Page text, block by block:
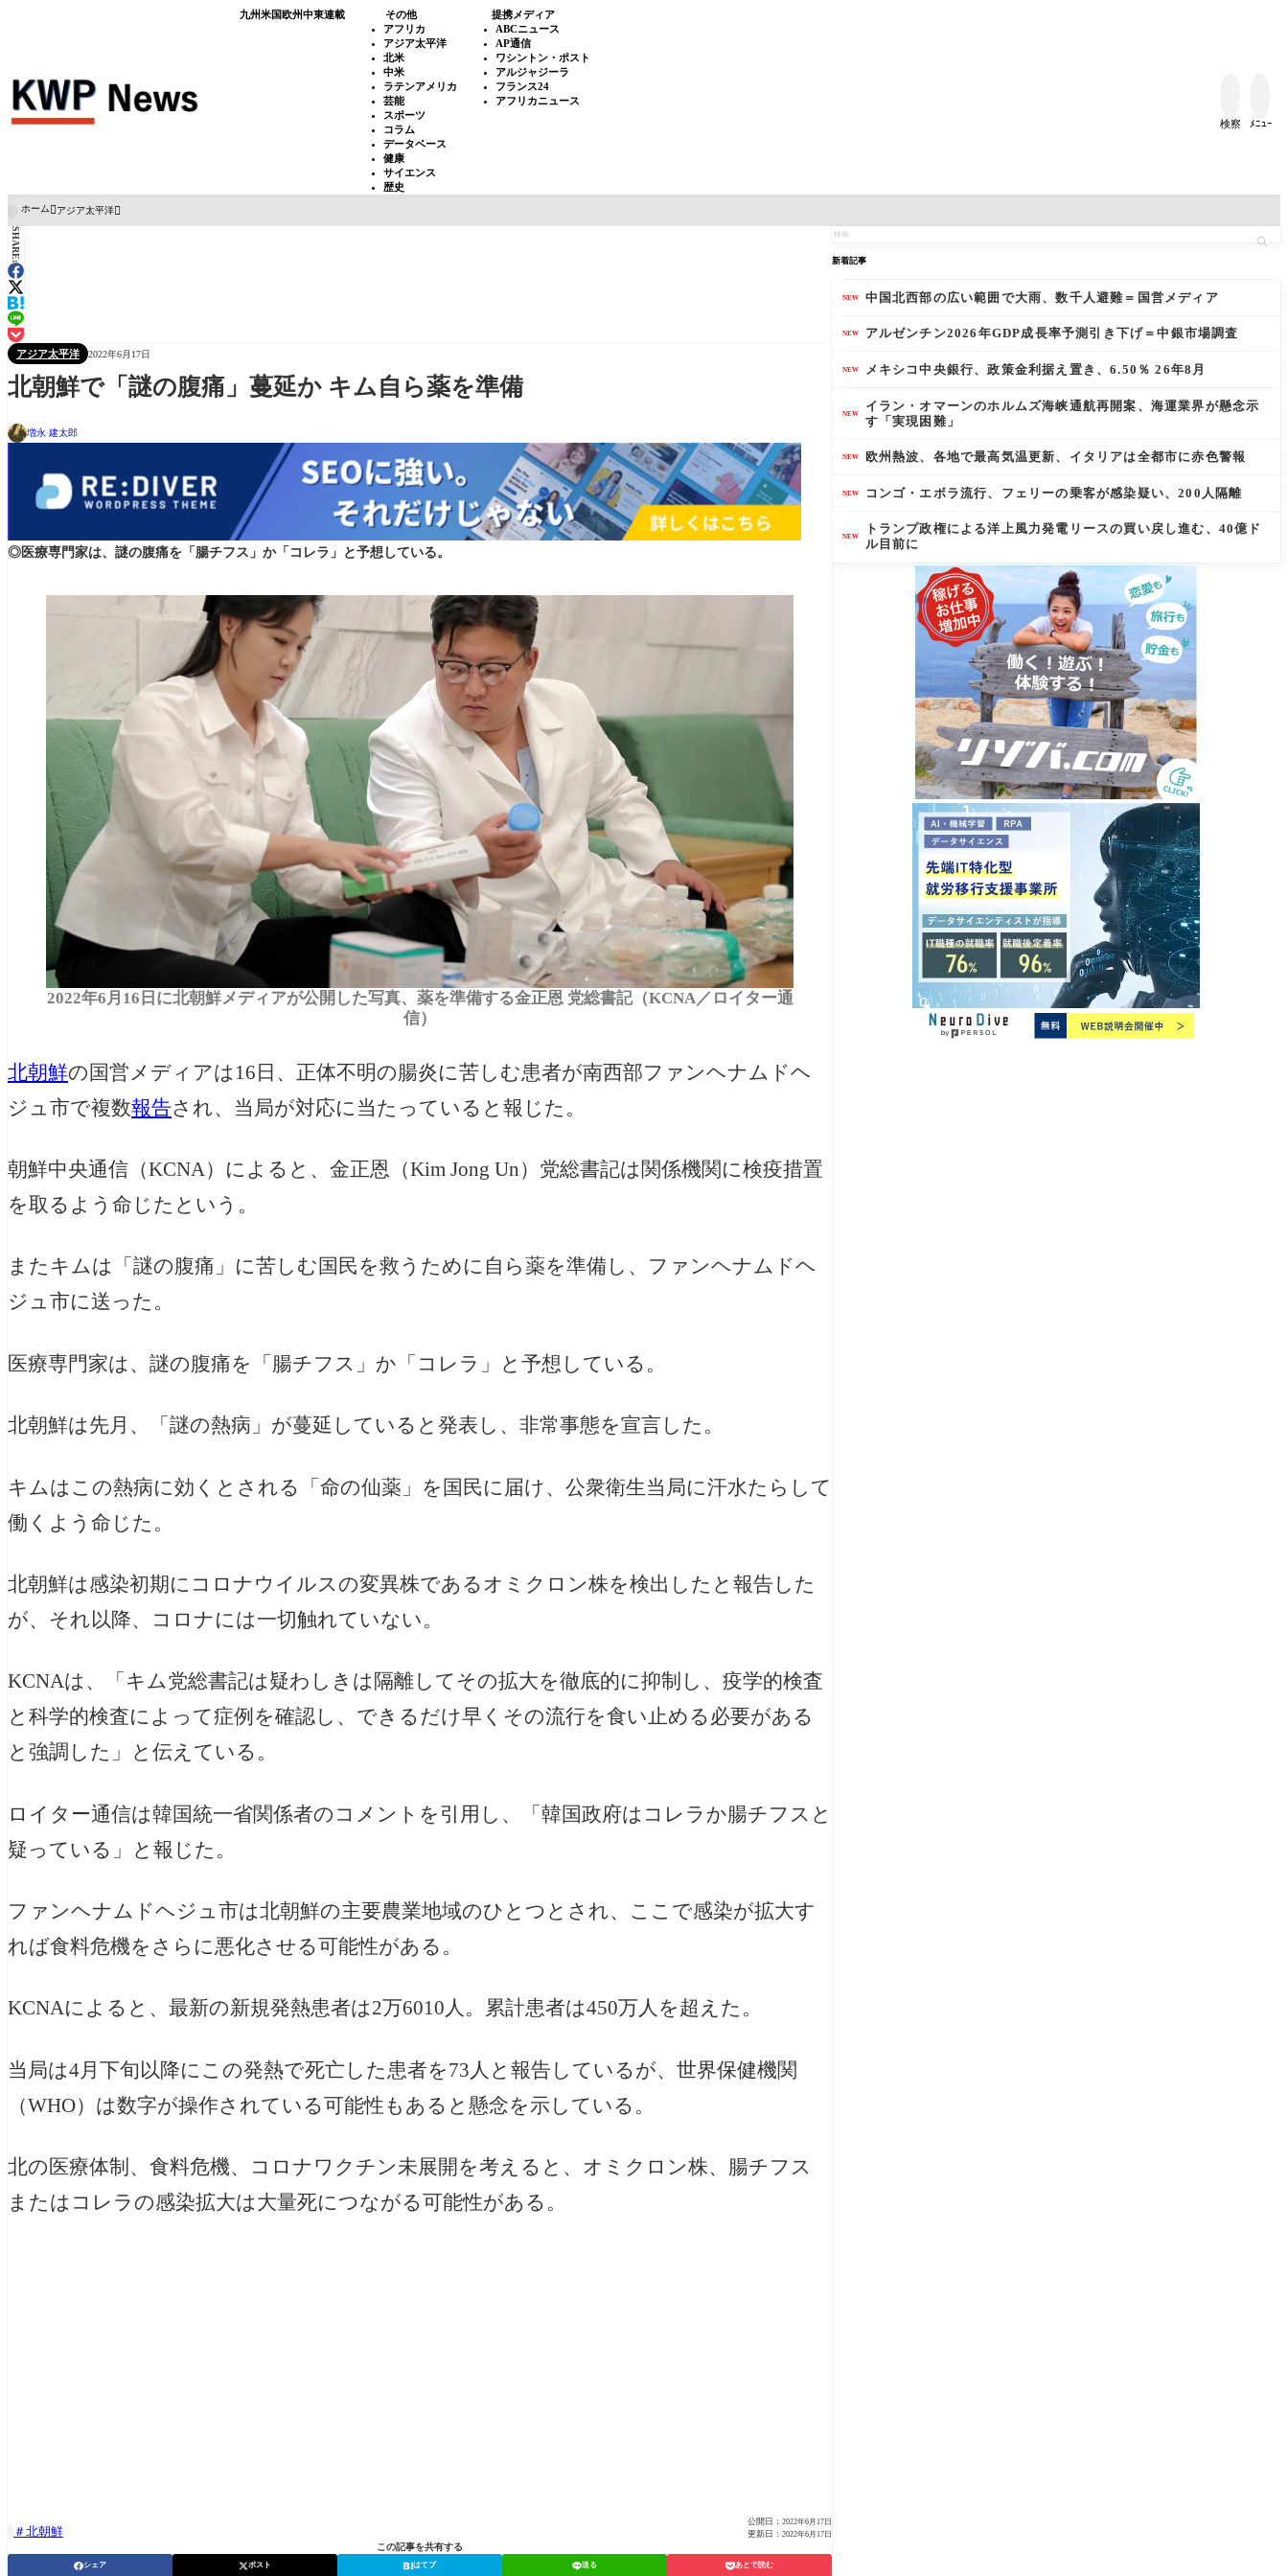
九州米国欧州中東連載
その他
アフリカ
アジア太平洋
北米
中米
ラテンアメリカ
芸能
スポーツ
コラム
データベース
健康
サイエンス
歴史
提携メディア
ABCニュース
AP通信
ワシントン・ポスト
アルジャジーラ
フランス24
アフリカニュース
検察 ﾒﾆｭｰ
ホーム アジア太平洋
SHARE:
アジア太平洋 2022年6月17日
北朝鮮で「謎の腹痛」蔓延か キム自ら薬を準備
増永 建太郎
◎医療専門家は、謎の腹痛を「腸チフス」か「コレラ」と予想している。
2022年6月16日に北朝鮮メディアが公開した写真、薬を準備する金正恩 党総書記（KCNA／ロイター通
信）
北朝鮮の国営メディアは16日、正体不明の腸炎に苦しむ患者が南西部ファンヘナムドヘ
ジュ市で複数報告され、当局が対応に当たっていると報じた。
朝鮮中央通信（KCNA）によると、金正恩（Kim Jong Un）党総書記は関係機関に検疫措置
を取るよう命じたという。
またキムは「謎の腹痛」に苦しむ国民を救うために自ら薬を準備し、ファンヘナムドヘ
ジュ市に送った。
医療専門家は、謎の腹痛を「腸チフス」か「コレラ」と予想している。
北朝鮮は先月、「謎の熱病」が蔓延していると発表し、非常事態を宣言した。
キムはこの熱病に効くとされる「命の仙薬」を国民に届け、公衆衛生当局に汗水たらして
働くよう命じた。
北朝鮮は感染初期にコロナウイルスの変異株であるオミクロン株を検出したと報告した
が、それ以降、コロナには一切触れていない。
KCNAは、「キム党総書記は疑わしきは隔離してその拡大を徹底的に抑制し、疫学的検査
と科学的検査によって症例を確認し、できるだけ早くその流行を食い止める必要がある
と強調した」と伝えている。
ロイター通信は韓国統一省関係者のコメントを引用し、「韓国政府はコレラか腸チフスと
疑っている」と報じた。
ファンヘナムドヘジュ市は北朝鮮の主要農業地域のひとつとされ、ここで感染が拡大す
れば食料危機をさらに悪化させる可能性がある。
KCNAによると、最新の新規発熱患者は2万6010人。累計患者は450万人を超えた。
当局は4月下旬以降にこの発熱で死亡した患者を73人と報告しているが、世界保健機関
（WHO）は数字が操作されている可能性もあると懸念を示している。
北の医療体制、食料危機、コロナワクチン未展開を考えると、オミクロン株、腸チフス
またはコレラの感染拡大は大量死につながる可能性がある。
北朝鮮
公開日： 2022年6月17日
更新日： 2022年6月17日
この記事を共有する
シェア ポスト はてブ 送る あとで読む
新着記事
NEW 中国北西部の広い範囲で大雨、数千人避難＝国営メディア
NEW アルゼンチン2026年GDP成長率予測引き下げ＝中銀市場調査
NEW メキシコ中央銀行、政策金利据え置き、6.50％ 26年8月
NEW
イラン・オマーンのホルムズ海峡通航再開案、海運業界が懸念示
す「実現困難」
NEW 欧州熱波、各地で最高気温更新、イタリアは全都市に赤色警報
NEW コンゴ・エボラ流行、フェリーの乗客が感染疑い、200人隔離
NEW
トランプ政権による洋上風力発電リースの買い戻し進む、40億ド
ル目前に